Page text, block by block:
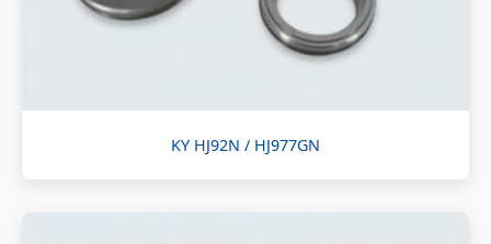
KY HJ92N / HJ977GN